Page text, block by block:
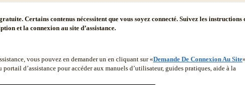
Certains contenus nécessitent que vous soyez connecté. Suivez les instructions
et la connexion au site d’assistance.
vous pouvez en demander un en cliquant sur «Demande De Connexion Au Site
d’assistance pour accéder aux manuels d’utilisateur, guides pratiques, aide à la